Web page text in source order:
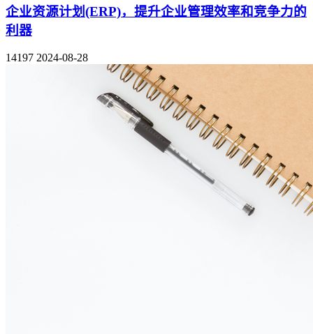
企业资源计划(ERP)，提升企业管理效率和竞争力的
利器
14197 2024-08-28